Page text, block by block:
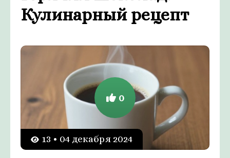
Кулинарный рецепт
13 • 04 декабря 2024
0